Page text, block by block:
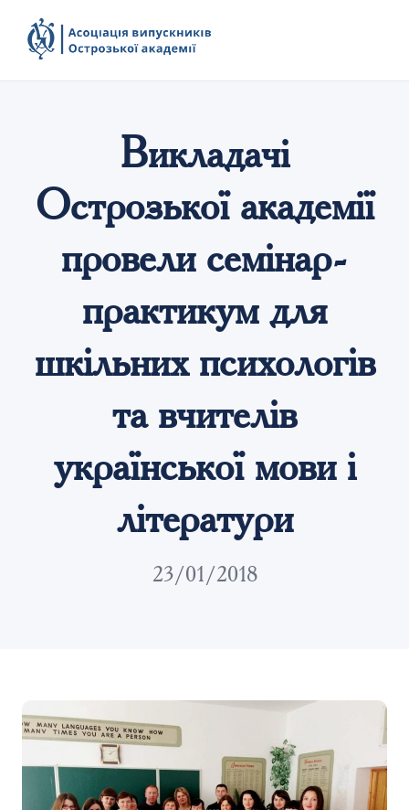
Викладачі
Острозької академії
провели семінар-
практикум для
шкільних психологів
та вчителів
української мови і
літератури
23/01/2018